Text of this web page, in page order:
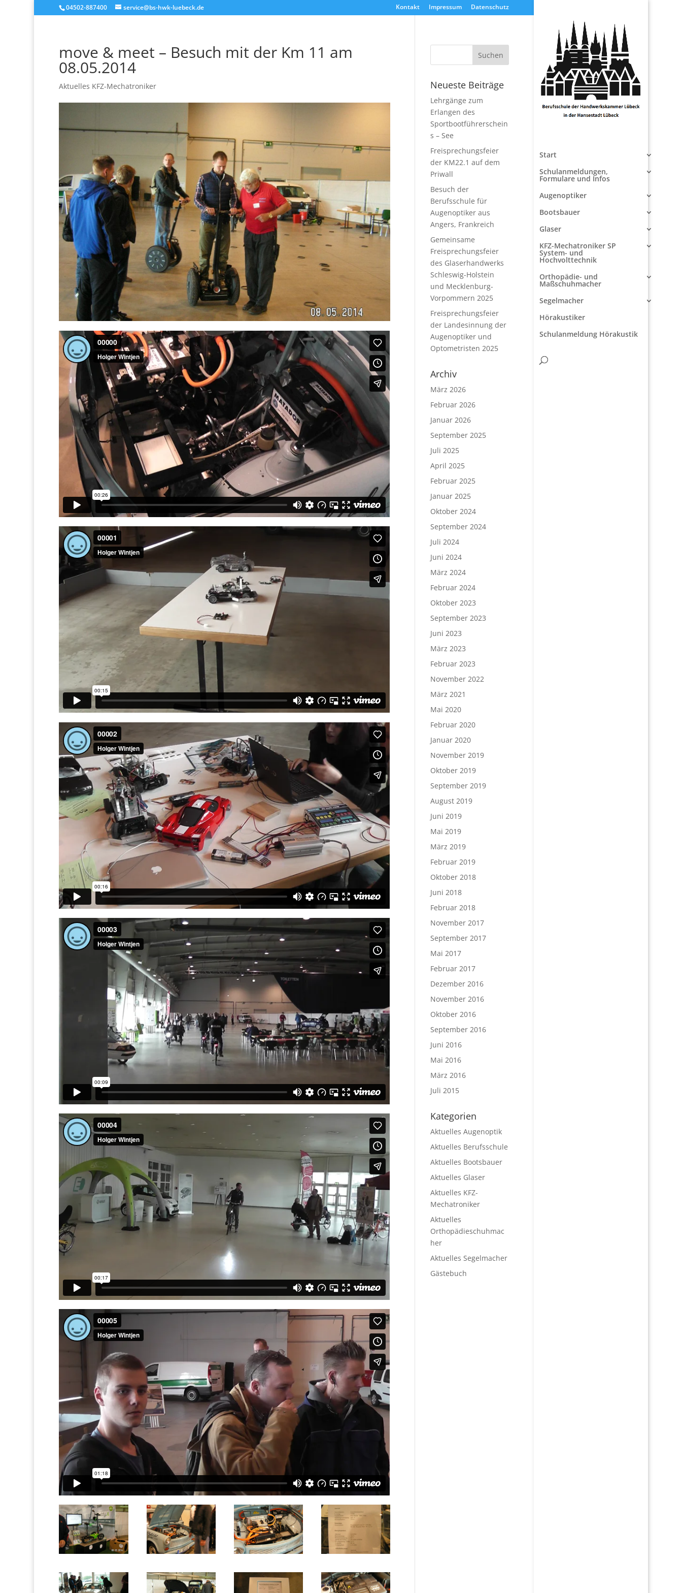
04502-887400 service@bs-hwk-luebeck.de Kontakt Impressum Datenschutz
Start
Schulanmeldungen,
Formulare und Infos
Augenoptiker
Bootsbauer
Glaser
KFZ-Mechatroniker SP
System- und
Hochvolttechnik
Orthopädie- und
Maßschuhmacher
Segelmacher
Hörakustiker
Schulanmeldung Hörakustik
move & meet – Besuch mit der Km 11 am
08.05.2014
Aktuelles KFZ-Mechatroniker Neueste Beiträge
Lehrgänge zum
Erlangen des
Sportbootführerschein
s – See
Freisprechungsfeier
der KM22.1 auf dem
Priwall
Besuch der
Berufsschule für
Augenoptiker aus
Angers, Frankreich
Gemeinsame
Freisprechungsfeier
des Glaserhandwerks
Schleswig-Holstein
und Mecklenburg-
Vorpommern 2025
Freisprechungsfeier
der Landesinnung der
Augenoptiker und
Optometristen 2025
Archiv
März 2026
Februar 2026
Januar 2026
September 2025
Juli 2025
April 2025
Februar 2025
Januar 2025
Oktober 2024
September 2024
Juli 2024
Juni 2024
März 2024
Februar 2024
Oktober 2023
September 2023
Juni 2023
März 2023
Februar 2023
November 2022
März 2021
Mai 2020
Februar 2020
Januar 2020
November 2019
Oktober 2019
September 2019
August 2019
Juni 2019
Mai 2019
März 2019
Februar 2019
Oktober 2018
Juni 2018
Februar 2018
November 2017
September 2017
Mai 2017
Februar 2017
Dezember 2016
November 2016
Oktober 2016
September 2016
Juni 2016
Mai 2016
März 2016
Juli 2015
Kategorien
Aktuelles Augenoptik
Aktuelles Berufsschule
Aktuelles Bootsbauer
Aktuelles Glaser
Aktuelles KFZ-
Mechatroniker
Aktuelles
Orthopädieschuhmac
her
Aktuelles Segelmacher
Gästebuch